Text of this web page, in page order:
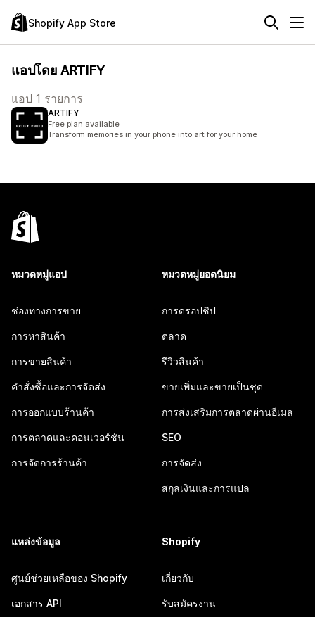
Shopify App Store
แอปโดย ARTIFY
แอป 1 รายการ
ARTIFY
Free plan available
Transform memories in your phone into art for your home
หมวดหมู่แอป
ช่องทางการขาย
การหาสินค้า
การขายสินค้า
คำสั่งซื้อและการจัดส่ง
การออกแบบร้านค้า
การตลาดและคอนเวอร์ชัน
การจัดการร้านค้า
หมวดหมู่ยอดนิยม
การดรอปชิป
ตลาด
รีวิวสินค้า
ขายเพิ่มและขายเป็นชุด
การส่งเสริมการตลาดผ่านอีเมล
SEO
การจัดส่ง
สกุลเงินและการแปล
แหล่งข้อมูล
ศูนย์ช่วยเหลือของ Shopify
เอกสาร API
Shopify
เกี่ยวกับ
รับสมัครงาน